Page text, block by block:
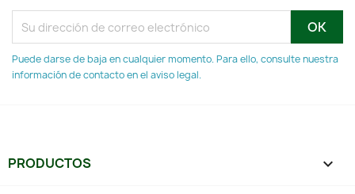
Puede darse de baja en cualquier momento. Para ello, consulte nuestra
información de contacto en el aviso legal.
PRODUCTOS 